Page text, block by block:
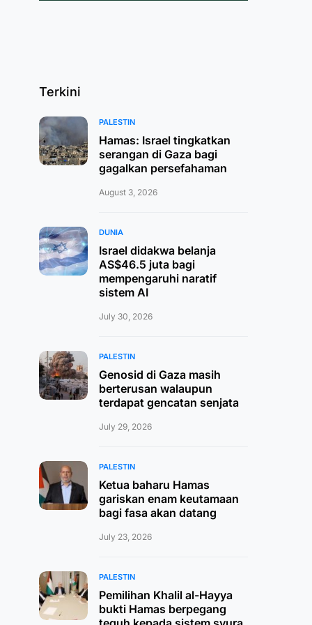
Terkini
PALESTIN
Hamas: Israel tingkatkan
serangan di Gaza bagi
gagalkan persefahaman
August 3, 2026
DUNIA
Israel didakwa belanja
AS$46.5 juta bagi
mempengaruhi naratif
sistem AI
July 30, 2026
PALESTIN
Genosid di Gaza masih
berterusan walaupun
terdapat gencatan senjata
July 29, 2026
PALESTIN
Ketua baharu Hamas
gariskan enam keutamaan
bagi fasa akan datang
July 23, 2026
PALESTIN
Pemilihan Khalil al-Hayya
bukti Hamas berpegang